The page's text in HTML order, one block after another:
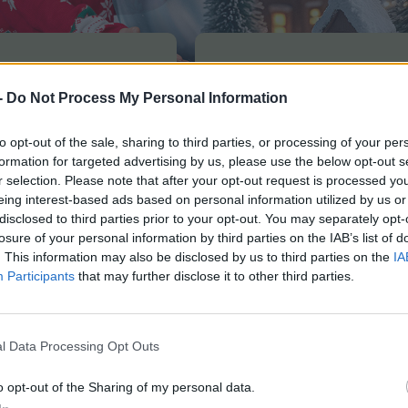
Do Not Process My Personal Information
opt-out of the sale, sharing to third parties, or processing of your
for targeted advertising by us, please use the below opt-out
selection. Please note that after your opt-out request is processed
interest-based ads based on personal information utilized by us
to third parties prior to your opt-out. You may separately
of your personal information by third parties on the IAB’s list of
This information may also be disclosed by us to third parties on the
Participants that may further disclose it to other third parties.
Data Processing Opt Outs
opt-out of the Sharing of my personal data.
Prizai Taisyklės
o stebuklai slepiasi ypač paprastuose
etapu turi sunkumų ir negali sau
kas jums šiemet per Kalėdas būtų
Gal savaitgalis su vaikais SPA prie
O gal šeimos automobilio – kasdienio
bet projekto pabaigoje, esame tikri,